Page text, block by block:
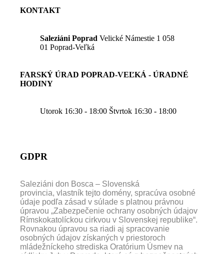
KONTAKT
Saleziáni PopradVelické Námestie 1 058
01 Poprad-Veľká
FARSKÝ ÚRAD POPRAD-VEĽKÁ - ÚRADNÉ
HODINY
Utorok 16:30 - 18:00 Štvrtok 16:30 - 18:00
GDPR
Saleziáni don Bosca – Slovenská
provincia, vlastník tejto domény, spracúva osobné
údaje podľa zásad v súlade s platnou právnou
úpravou „Zabezpečenie ochrany osobných údajov
Rímskokatolíckou cirkvou v Slovenskej republike“.
Rovnakou úpravou sa riadi aj spracovanie
osobných údajov získaných v priestoroch
mládežníckeho strediska Oratórium Úsmev na